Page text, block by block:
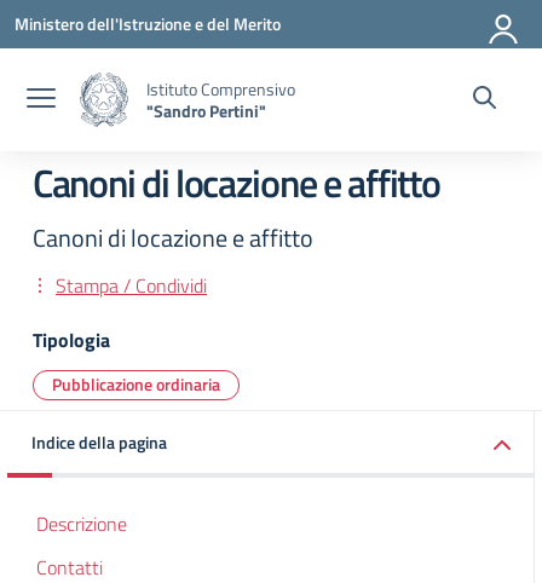
Vai ai contenuti
Vai al menu di navigazione
Vai al footer
Ministero dell'Istruzione e del Merito
Istituto Comprensivo
"Sandro Pertini"
Canoni di locazione e affitto
Canoni di locazione e affitto
Stampa / Condividi
Tipologia
Pubblicazione ordinaria
Indice della pagina
Descrizione
Contatti